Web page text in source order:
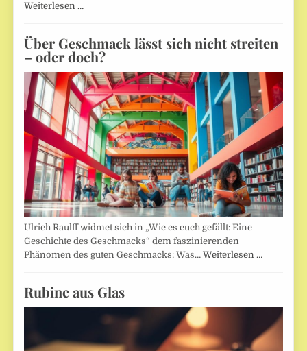
Weiterlesen …
Über Geschmack lässt sich nicht streiten
– oder doch?
Ulrich Raulff widmet sich in „Wie es euch gefällt: Eine
Geschichte des Geschmacks“ dem faszinierenden
Phänomen des guten Geschmacks: Was…Weiterlesen …
Rubine aus Glas